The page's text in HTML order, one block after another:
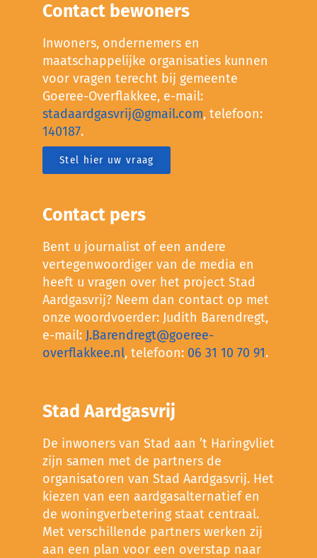
Contact bewoners
Inwoners, ondernemers en
maatschappelijke organisaties kunnen
voor vragen terecht bij gemeente
Goeree-Overflakkee, e-mail:
stadaardgasvrij@gmail.com, telefoon:
140187.
Stel hier uw vraag
Contact pers
Bent u journalist of een andere
vertegenwoordiger van de media en
heeft u vragen over het project Stad
Aardgasvrij? Neem dan contact op met
onze woordvoerder: Judith Barendregt,
e-mail: J.Barendregt@goeree-
overflakkee.nl, telefoon: 06 31 10 70 91.
Stad Aardgasvrij
De inwoners van Stad aan ’t Haringvliet
zijn samen met de partners de
organisatoren van Stad Aardgasvrij. Het
kiezen van een aardgasalternatief en
de woningverbetering staat centraal.
Met verschillende partners werken zij
aan een plan voor een overstap naar